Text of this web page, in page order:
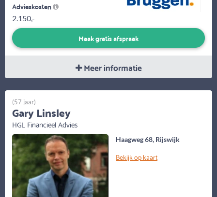
Advieskosten
2.150,-
Maak gratis afspraak
Meer informatie
Haagweg 68, Rijswijk
Bekijk op kaart
(57 jaar)
Gary Linsley
HGL Financieel Advies